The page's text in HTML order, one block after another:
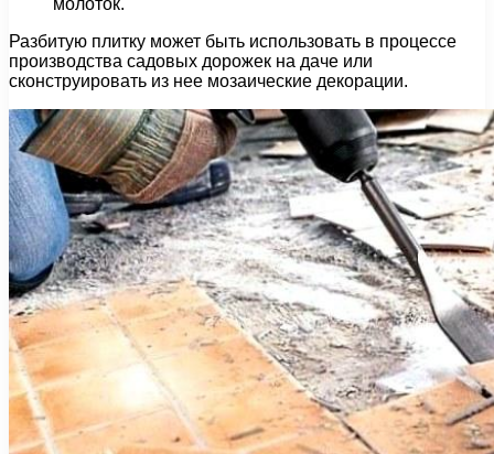
Разбитую плитку может быть использовать в процессе
производства садовых дорожек на даче или
сконструировать из нее мозаические декорации.